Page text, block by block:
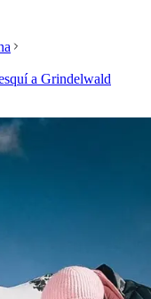
a Grindelwald